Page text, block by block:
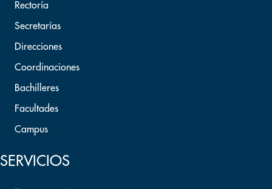
Rectoría
Secretarías
Direcciones
Coordinaciones
Bachilleres
Facultades
Campus
SERVICIOS